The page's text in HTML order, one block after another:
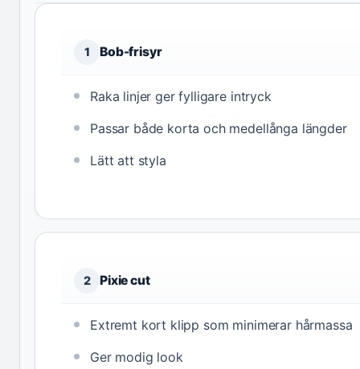
1 Bob-frisyr
Raka linjer ger fylligare intryck
Passar både korta och medellånga längder
Lätt att styla
2 Pixie cut
Extremt kort klipp som minimerar hårmassa
Ger modig look